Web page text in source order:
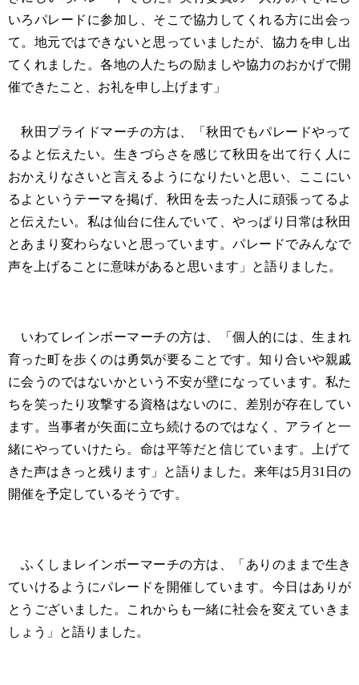
いろパレードに参加し、そこで協力してくれる方に出会っ
て。地元ではできないと思っていましたが、協力を申し出
てくれました。各地の人たちの励ましや協力のおかげで開
催できたこと、お礼を申し上げます」
秋田プライドマーチの方は、「秋田でもパレードやって
るよと伝えたい。生きづらさを感じて秋田を出て行く人に
おかえりなさいと言えるようになりたいと思い、ここにい
るよというテーマを掲げ、秋田を去った人に頑張ってるよ
と伝えたい。私は仙台に住んでいて、やっぱり日常は秋田
とあまり変わらないと思っています。パレードでみんなで
声を上げることに意味があると思います」と語りました。
いわてレインボーマーチの方は、「個人的には、生まれ
育った町を歩くのは勇気が要ることです。知り合いや親戚
に会うのではないかという不安が壁になっています。私た
ちを笑ったり攻撃する資格はないのに、差別が存在してい
ます。当事者が矢面に立ち続けるのではなく、アライと一
緒にやっていけたら。命は平等だと信じています。上げて
きた声はきっと残ります」と語りました。来年は5月31日の
開催を予定しているそうです。
ふくしまレインボーマーチの方は、「ありのままで生き
ていけるようにパレードを開催しています。今日はありが
とうございました。これからも一緒に社会を変えていきま
しょう」と語りました。